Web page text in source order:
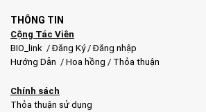
THÔNG TIN
Cộng Tác Viên
BIO_link /Đăng Ký /Đăng nhập
Hướng Dẫn / Hoa hồng / Thỏa thuận
Chính sách
Thỏa thuận sử dụng